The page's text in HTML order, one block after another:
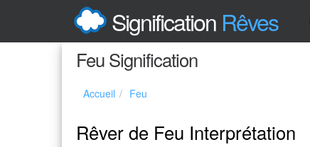
Signification Rêves
Feu Signification
Accueil Feu
Rêver de Feu Interprétation